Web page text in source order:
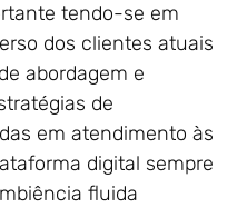
tendo-se em
dos clientes atuais
abordagem e
de
em atendimento às
digital sempre
fluida